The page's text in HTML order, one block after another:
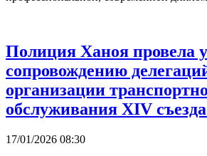
Полиция Ханоя провела
сопровождению
организации
обслуживания XIV
17/01/2026 08:30